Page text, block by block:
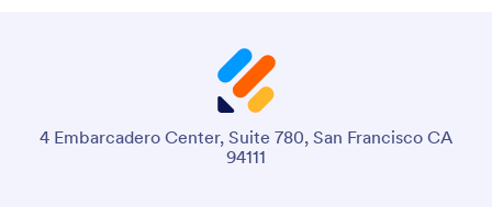
4 Embarcadero Center, Suite 780, San Francisco CA
94111